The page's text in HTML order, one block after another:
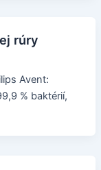
rúry
Avent:
% baktérií,